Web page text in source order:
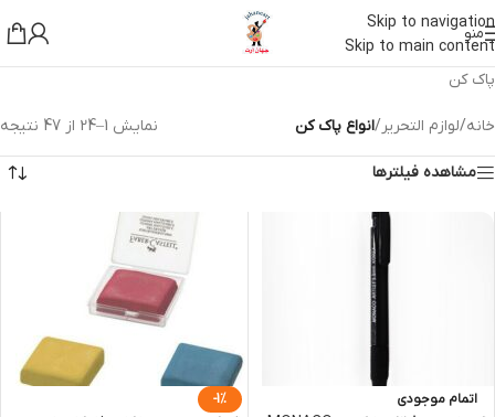
Skip to navigation
Skip to main content
منو
پاک کن
خانه/لوازم التحریر/انواع پاک کن نمایش 1–24 از 47 نتیجه
مشاهده فیلترها
اتمام موجودی -1%